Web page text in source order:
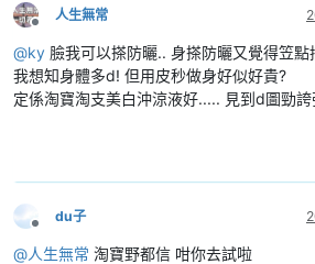
離線
人生無常
@ky 臉我可以搽防曬.. 身搽防曬又覺得笠點
我想知身體多d! 但用皮秒做身好似好貴?
定係淘寶淘支美白沖涼液好..... 見到d圖勁誇
離線
du子
@人生無常 淘寶野都信 咁你去試啦